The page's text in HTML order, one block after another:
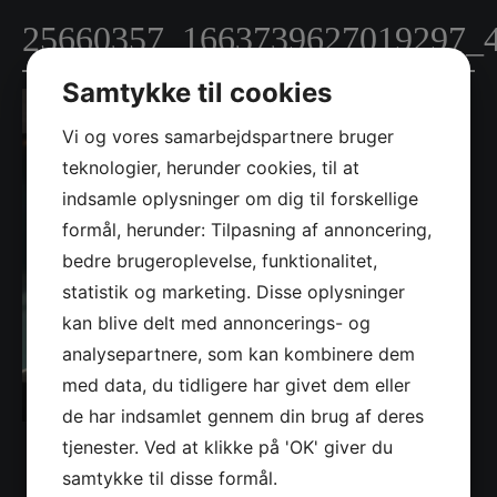
Samtykke til cookies
Vi og vores samarbejdspartnere bruger
teknologier, herunder cookies, til at
indsamle oplysninger om dig til forskellige
formål, herunder: Tilpasning af annoncering,
bedre brugeroplevelse, funktionalitet,
statistik og marketing. Disse oplysninger
kan blive delt med annoncerings- og
analysepartnere, som kan kombinere dem
med data, du tidligere har givet dem eller
de har indsamlet gennem din brug af deres
tjenester. Ved at klikke på 'OK' giver du
samtykke til disse formål.